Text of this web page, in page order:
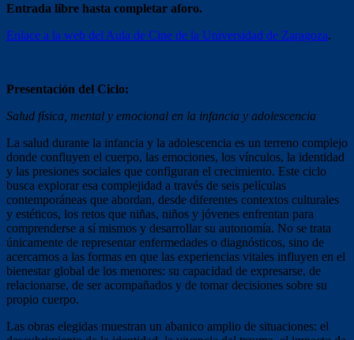
Entrada libre hasta completar aforo.
Enlace a la web del Aula de Cine de la Universidad de Zaragoza.
Presentación del Ciclo:
Salud física, mental y emocional en la infancia y adolescencia
La salud durante la infancia y la adolescencia es un terreno complejo
donde confluyen el cuerpo, las emociones, los vínculos, la identidad
y las presiones sociales que configuran el crecimiento. Este ciclo
busca explorar esa complejidad a través de seis películas
contemporáneas que abordan, desde diferentes contextos culturales
y estéticos, los retos que niñas, niños y jóvenes enfrentan para
comprenderse a sí mismos y desarrollar su autonomía. No se trata
únicamente de representar enfermedades o diagnósticos, sino de
acercarnos a las formas en que las experiencias vitales influyen en el
bienestar global de los menores: su capacidad de expresarse, de
relacionarse, de ser acompañados y de tomar decisiones sobre su
propio cuerpo.
Las obras elegidas muestran un abanico amplio de situaciones: el